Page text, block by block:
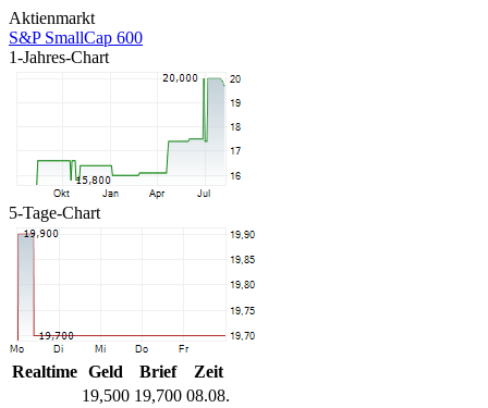
Aktienmarkt
S&P SmallCap 600
1-Jahres-Chart
5-Tage-Chart
Realtime Geld Brief
Zeit
19,500 19,700 08.08.